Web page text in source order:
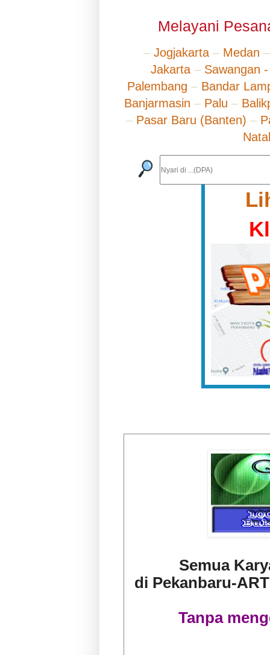
Melayani
–Jogjakarta – Medan
Jakarta – Sawangan
Palembang – Bandar
Banjarmasin – Palu –
– Pasar Baru (Banten) –
Natal
Semua
di Pekanbaru-
Tanpa